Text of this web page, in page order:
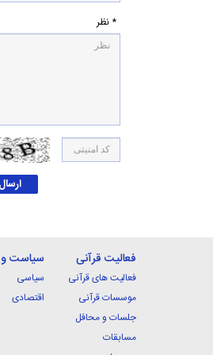
* نظر
فعالیت قرآنی
فعالیت های قرآنی
موسسات قرآنی
جلسات و محافل
مسابقات
سیاست و
سیاسی
اقتصادی